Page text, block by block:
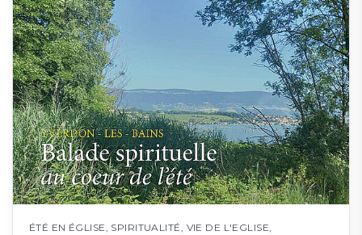
ÉTÉ EN ÉGLISE, SPIRITUALITÉ, VIE DE L'EGLISE,